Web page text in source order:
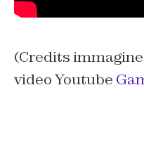
(Credits
video Youtube